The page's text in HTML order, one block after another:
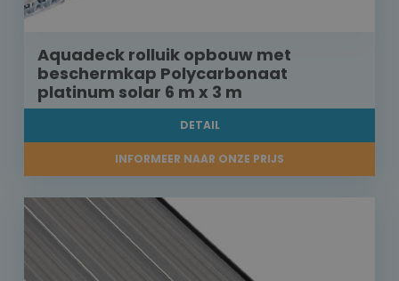
Aquadeck rolluik opbouw met
beschermkap Polycarbonaat
platinum solar 6 m x 3 m
DETAIL
INFORMEER NAAR ONZE PRIJS